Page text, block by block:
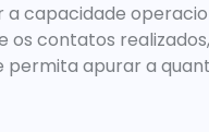
capacidade
contatos
apurar a